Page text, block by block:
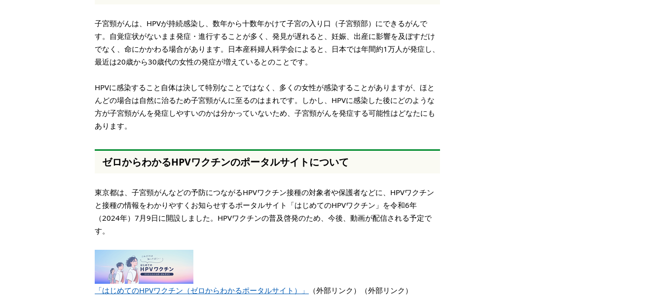
子宮頸がんは、HPVが持続感染し、数年から十数年かけて子宮の入り口（子宮頸部）にできるがんで
す。自覚症状がないまま発症・進行することが多く、発見が遅れると、妊娠、出産に影響を及ぼすだけ
でなく、命にかかわる場合があります。日本産科婦人科学会によると、日本では年間約1万人が発症し、
最近は20歳から30歳代の女性の発症が増えているとのことです。
HPVに感染すること自体は決して特別なことではなく、多くの女性が感染することがありますが、ほと
んどの場合は自然に治るため子宮頸がんに至るのはまれです。しかし、HPVに感染した後にどのような
方が子宮頸がんを発症しやすいのかは分かっていないため、子宮頸がんを発症する可能性はどなたにも
あります。
ゼロからわかるHPVワクチンのポータルサイトについて
東京都は、子宮頸がんなどの予防につながるHPVワクチン接種の対象者や保護者などに、HPVワクチン
と接種の情報をわかりやすくお知らせするポータルサイト「はじめてのHPVワクチン」を令和6年
（2024年）7月9日に開設しました。HPVワクチンの普及啓発のため、今後、動画が配信される予定で
す。
「はじめてのHPVワクチン（ゼロからわかるポータルサイト）」 （外部リンク）（外部リンク）